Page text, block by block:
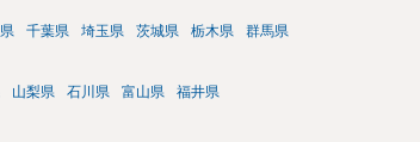
千葉県 埼玉県 茨城県 栃木県 群馬県
山梨県 石川県 富山県 福井県